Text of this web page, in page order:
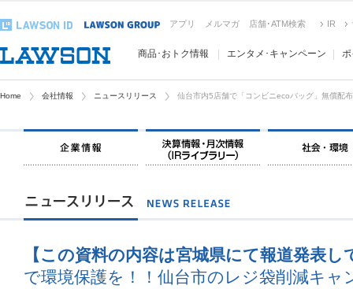
アプリ メルマガ 店舗･ATM検索 IR
商品･おトク情報 エンタメ･キャンペーン
Home 会社情報 ニュースリリース 仙台市内5店舗で「コンビニecoバッグ」無償配布
【この資料の内容は宮城県にて報道発表し
で環境保護を！！仙台市のレジ袋削減キャ